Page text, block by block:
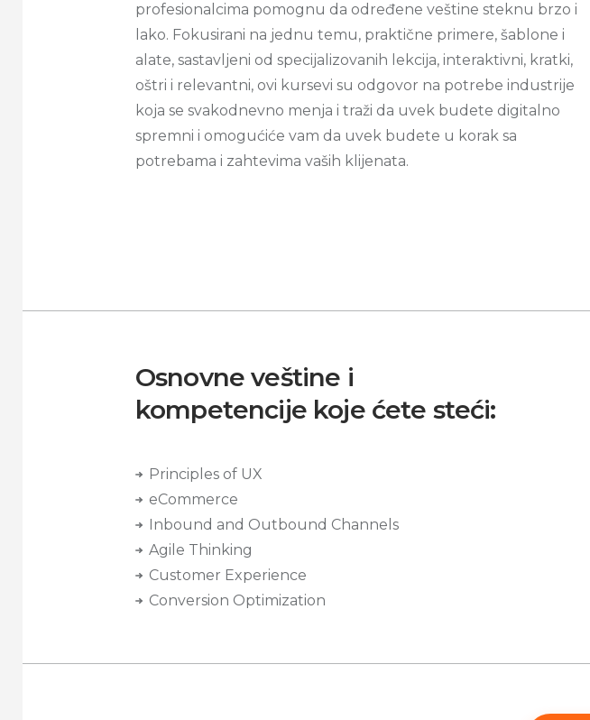
profesionalcima pomognu da određene veštine steknu brzo i
lako. Fokusirani na jednu temu, praktične primere, šablone i
alate, sastavljeni od specijalizovanih lekcija, interaktivni, kratki,
oštri i relevantni, ovi kursevi su odgovor na potrebe industrije
koja se svakodnevno menja i traži da uvek budete digitalno
spremni i omogućiće vam da uvek budete u korak sa
potrebama i zahtevima vaših klijenata.
Osnovne veštine i
kompetencije koje ćete steći:
Principles of UX
eCommerce
Inbound and Outbound Channels
Agile Thinking
Customer Experience
Conversion Optimization